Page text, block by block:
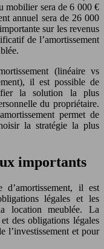
mobilier sera de 6 000 €
annuel sera de 26 000
sur les revenus
de l’amortissement
(linéaire vs
il est possible de
la solution la plus
du propriétaire.
permet de
la stratégie la plus
importants
il est
légales et les
location meublée. La
des obligations légales
l’investissement et pour